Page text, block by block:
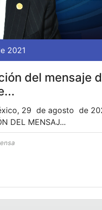
2021
del mensaje
29 de agosto de
DEL MENSAJ...